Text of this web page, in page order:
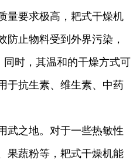
量要求极高，耙式干燥机
防止物料受到外界污染，
同时，其温和的干燥方式可
于抗生素、维生素、中药
武之地。对于一些热敏性
果蔬粉等，耙式干燥机能